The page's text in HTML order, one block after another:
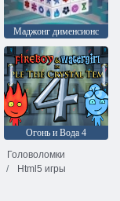
Mаджонг дименсионс
Огонь и Вода 4
Головоломки
Html5 игры